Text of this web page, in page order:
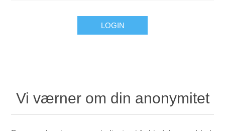
LOGIN
Vi værner om din anonymitet